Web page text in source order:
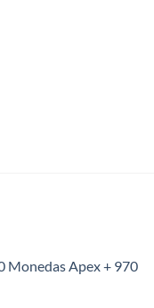
Monedas Apex + 970